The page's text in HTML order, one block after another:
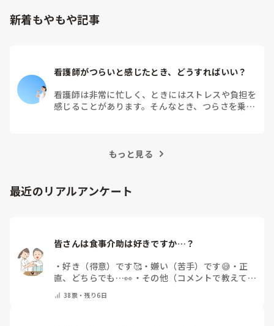
新着もやもや記事
看護師がつらいと感じたとき、どうすればいい？
看護師は非常に忙しく、ときにはストレスや負担を
感じることがあります。そんなとき、つらさを乗り
もっと見る
最近のリアルアンケート
皆さんは食事介助は好きですか…？
・好き（得意）です🥰・嫌い（苦手）です😅 ・ 正
直、どちらでも…👀 ・ その他（コメントで教えてく
38票・ 残り6日